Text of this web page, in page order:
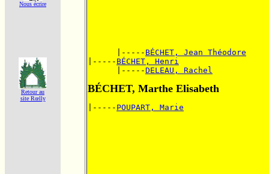
Nous écrire
Retour au
site Rœlly
      |-----
BÉCHET, Jean Théodore
|----- BÉCHET, Henri
      |-----
DELEAU, Rachel
BÉCHET, Marthe Elisabeth
|----- POUPART, Marie